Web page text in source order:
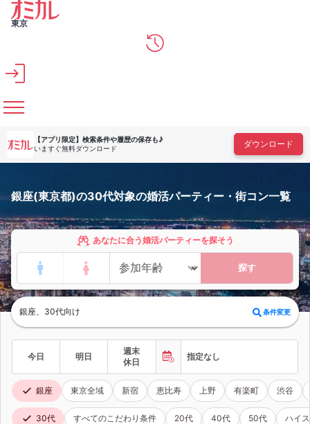
メインコンテンツへスキップ
東京
【アプリ限定】 検索条件や履歴の保存も♪
いますぐ無料ダウンロード
ダウンロード
銀座(東京都)の30代対象の婚活パーティー・街コン一覧
あなたに合う婚活パーティーを探そう
探す
銀座、30代向け 条件変更
今日 明日
週末
休日
指定なし
銀座 東京全域 新宿 恵比寿 上野 有楽町 渋谷
30代 すべてのこだわり条件 20代 40代 50代 ハイ